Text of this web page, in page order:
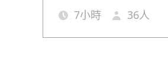
的演練與發表，讓知識能
藉由設計思考課程激發員
息萬變的市場中常保競爭
7小時 36人